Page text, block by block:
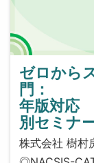
ゼロから
門：
年
別セミナ
株式会社 樹村